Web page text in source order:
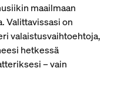
maailmaan
Valittavissasi on
valaistusvaihtoehtoja,
hetkessä
– vain